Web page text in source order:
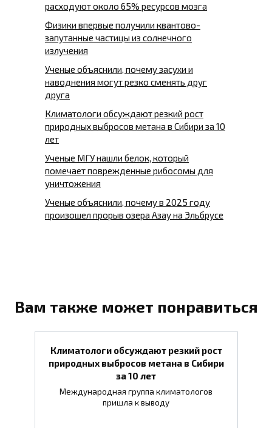
расходуют около 65% ресурсов мозга
Физики впервые получили квантово-
запутанные частицы из солнечного
излучения
Ученые объяснили, почему засухи и
наводнения могут резко сменять друг
друга
Климатологи обсуждают резкий рост
природных выбросов метана в Сибири за 10
лет
Ученые МГУ нашли белок, который
помечает поврежденные рибосомы для
уничтожения
Ученые объяснили, почему в 2025 году
произошел прорыв озера Азау на Эльбрусе
Вам также может понравиться
Климатологи обсуждают резкий рост
природных выбросов метана в Сибири
за 10 лет
Международная группа климатологов
пришла к выводу